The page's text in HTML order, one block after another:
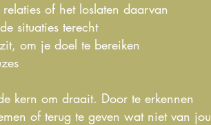
of het loslaten daarvan
situaties terecht
om je doel te bereiken
kern om draait. Door te erkennen
of terug te geven wat niet van jou